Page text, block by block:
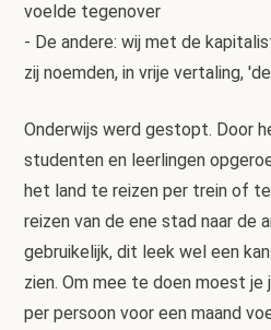
voelde tegenover
- De andere: wij met de
zij noemden, in vrije vertaling,
Onderwijs werd gestopt. Door
studenten en leerlingen
het land te reizen per trein of
reizen van de ene stad naar de
gebruikelijk, dit leek wel een
zien. Om mee te doen moest je
per persoon voor een maand